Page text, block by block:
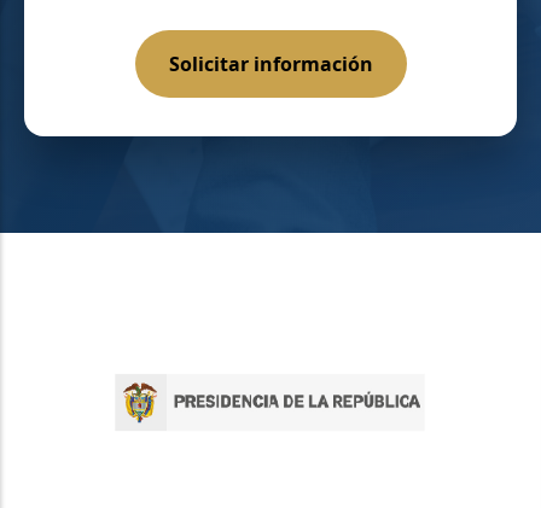
Solicitar información